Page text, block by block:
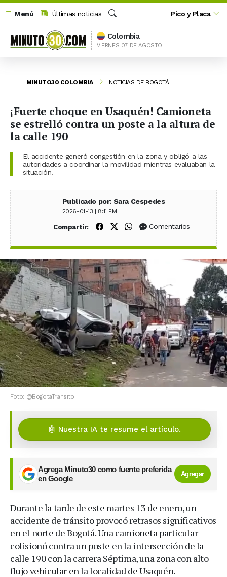
Menú
Últimas noticias
Buscar
Pico y Placa
Colombia
VIERNES 07 DE AGOSTO
MINUTO30 COLOMBIA NOTICIAS DE BOGOTÁ
¡Fuerte choque en Usaquén! Camioneta
se estrelló contra un poste a la altura de
la calle 190
El accidente generó congestión en la zona y obligó a las
autoridades a coordinar la movilidad mientras evaluaban la
situación.
Publicado por: Sara Cespedes
2026-01-13 | 8:11 PM
Compartir: Compartir en Facebook
Compartir en X (Twitter)
Compartir en WhatsApp
Comentarios
Foto: @BogotaTransito
🤖 Nuestra IA te resume el artículo.
Agrega Minuto30 como fuente preferida
en Google
Agregar
Durante la tarde de este martes 13 de enero, un
accidente de tránsito provocó retrasos significativos
en el norte de Bogotá. Una camioneta particular
colisionó contra un poste en la intersección de la
calle 190 con la carrera Séptima, una zona con alto
flujo vehicular en la localidad de Usaquén.